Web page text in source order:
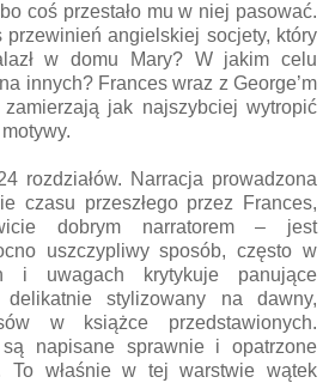
coś przestało mu w niej pasować.
przewinień angielskiej socjety, który
w domu Mary? W jakim celu
innych? Frances wraz z George’m
jak najszybciej wytropić
rozdziałów. Narracja prowadzona
czasu przeszłego przez Frances,
dobrym narratorem – jest
uszczypliwy sposób, często w
i uwagach krytykuje panujące
stylizowany na dawny,
w książce przedstawionych.
napisane sprawnie i opatrzone
To właśnie w tej warstwie wątek